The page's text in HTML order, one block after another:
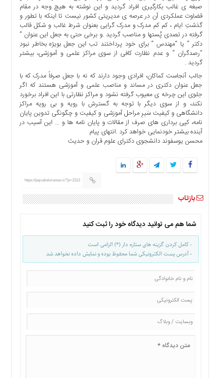
صبغه ی غالب بکارگیری افراد گردید و این نوشته به هیچ وجه در مقام
قضاوت عملکردی آن در عرصه ی مدیریتی کشور نیست تا اینکه با تطور و
گذشتِ ایام ، کم کم مدرک و مدرک گرایی بعنوان شرط غالب و شکل قالب
گرفته در تصدی پُستها و مناصب گردید .و برخی حتی به جعل این عنوان ”
دکتر ” یا “مهندس ” برای خود پرداختند تب این جعل بویژه بخاطر نبودِ
“رصدگران ” و عدم نظارت کافی از سوی مراکز علمی و آموزشی، بیشتر
گردید .
جالب آنجاست کماکان، افرادی وجود دارند که نه با جعل صرفاً مدرک که با
جعل عنوان دکتری در مساند و مناصب علمی و آموزشی هستند که اگر
جلوی این چرخه ی معیوب گرفته نشود و مراکز نظارتی با این افراد برخورد
نکند، و از سوی دیگر با توجه به گسترش با رویه و بی رویه مراکز
دانشگاهی و کیفیت سَیرِ مراحل آموزشی و کیفیت و چگونگی تدوین پایان
نامه، کپی برداری های صرف از مقالات و پایان نامه ها و … این آسیب در
آینده بیشتر خودنمایی خواهد کرد .انتهای پیام
محسن یوسفوند دانشجوی دکترای علوم قران و حدیث
https://pejvakelorestan.ir/?p=2313
بازتاب
شما هم می توانید دیدگاه خود را ثبت کنید
- کامل کردن گزینه های ستاره دار (*) الزامی است
- آدرس پست الکترونیکی شما محفوظ بوده و نمایش داده نخواهد شد